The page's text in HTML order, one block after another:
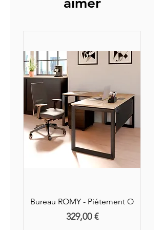
Bureau ROMY - Piétement O
Prix
329,00 €